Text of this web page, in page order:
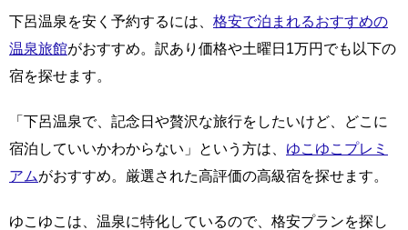
下呂温泉を安く予約するには、 格安で泊まれるおすすめの
温泉旅館がおすすめ。訳あり価格や土曜日1万円でも以下の
宿を探せます。
「下呂温泉で、記念日や贅沢な旅行をしたいけど、どこに
宿泊していいかわからない」という方は、 ゆこゆこプレミ
アムがおすすめ。厳選された高評価の高級宿を探せます。
ゆこゆこは、温泉に特化しているので、格安プランを探し